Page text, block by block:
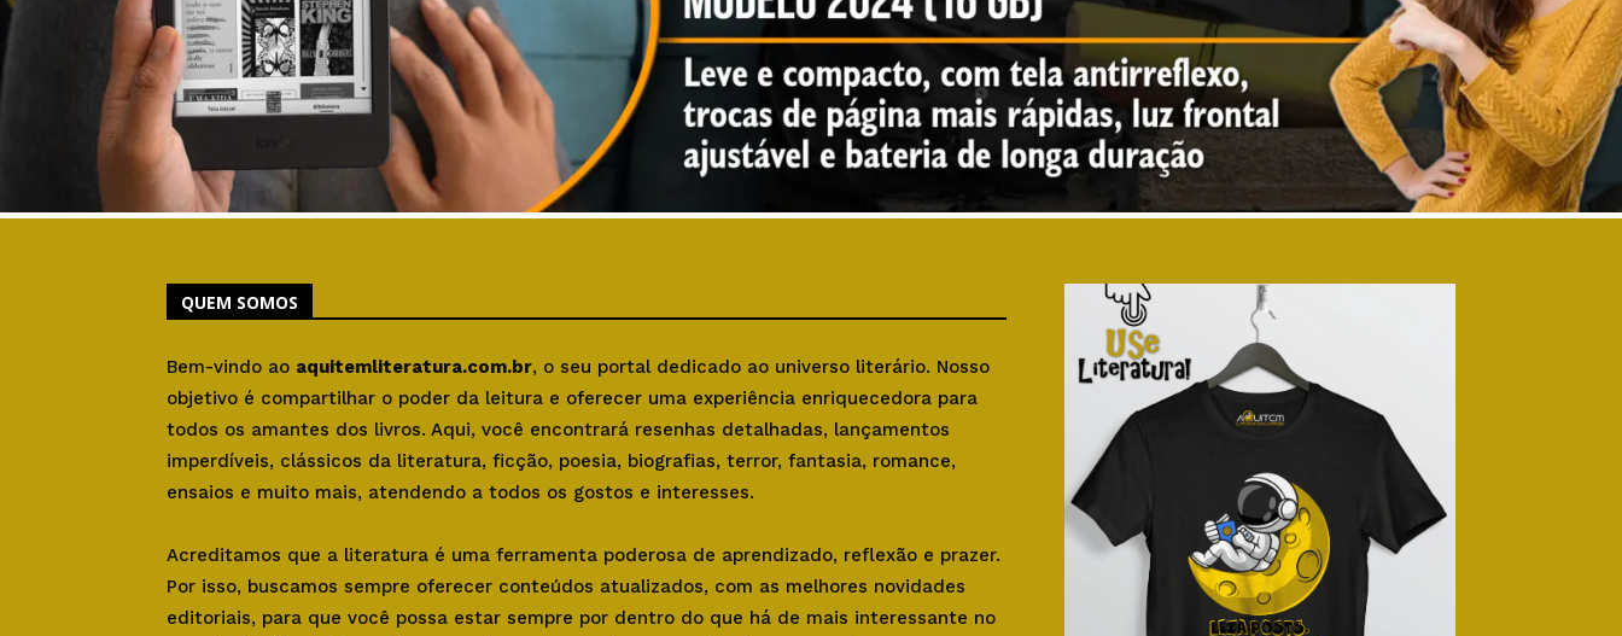
QUEM SOMOS
Bem-vindo ao aquitemliteratura.com.br, o seu portal dedicado ao universo literário. Nosso
objetivo é compartilhar o poder da leitura e oferecer uma experiência enriquecedora para
todos os amantes dos livros. Aqui, você encontrará resenhas detalhadas, lançamentos
imperdíveis, clássicos da literatura, ficção, poesia, biografias, terror, fantasia, romance,
ensaios e muito mais, atendendo a todos os gostos e interesses.
Acreditamos que a literatura é uma ferramenta poderosa de aprendizado, reflexão e prazer.
Por isso, buscamos sempre oferecer conteúdos atualizados, com as melhores novidades
editoriais, para que você possa estar sempre por dentro do que há de mais interessante no